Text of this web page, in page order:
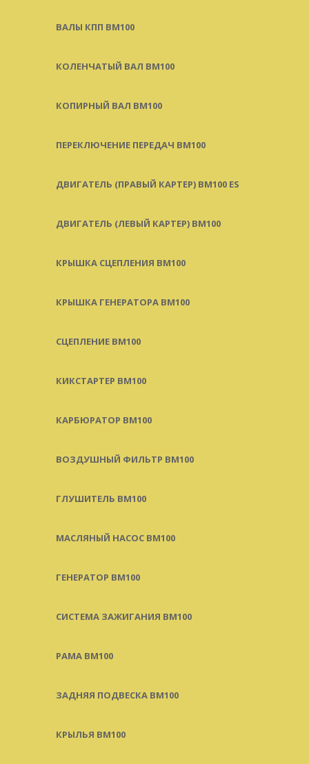
ВАЛЫ КПП BM100
КОЛЕНЧАТЫЙ ВАЛ BM100
КОПИРНЫЙ ВАЛ BM100
ПЕРЕКЛЮЧЕНИЕ ПЕРЕДАЧ BM100
ДВИГАТЕЛЬ (ПРАВЫЙ КАРТЕР) BM100 ES
ДВИГАТЕЛЬ (ЛЕВЫЙ КАРТЕР) BM100
КРЫШКА СЦЕПЛЕНИЯ BM100
КРЫШКА ГЕНЕРАТОРА BM100
СЦЕПЛЕНИЕ BM100
КИКСТАРТЕР BM100
КАРБЮРАТОР BM100
ВОЗДУШНЫЙ ФИЛЬТР BM100
ГЛУШИТЕЛЬ BM100
МАСЛЯНЫЙ НАСОС BM100
ГЕНЕРАТОР BM100
СИСТЕМА ЗАЖИГАНИЯ BM100
РАМА BM100
ЗАДНЯЯ ПОДВЕСКА BM100
КРЫЛЬЯ BM100